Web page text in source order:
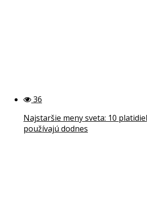
36
Najstaršie meny sveta: 10
používajú dodnes